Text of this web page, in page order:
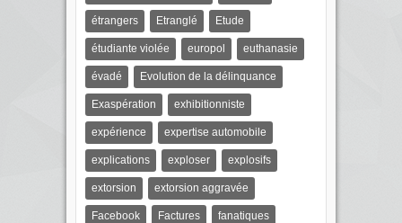
étrangers Etranglé Etude
étudiante violée europol euthanasie
évadé Evolution de la délinquance
Exaspération exhibitionniste
expérience expertise automobile
explications exploser explosifs
extorsion extorsion aggravée
Facebook Factures fanatiques